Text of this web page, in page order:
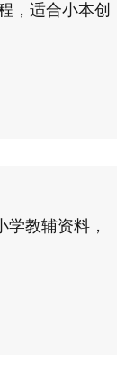
，适合小本创
教辅资料，